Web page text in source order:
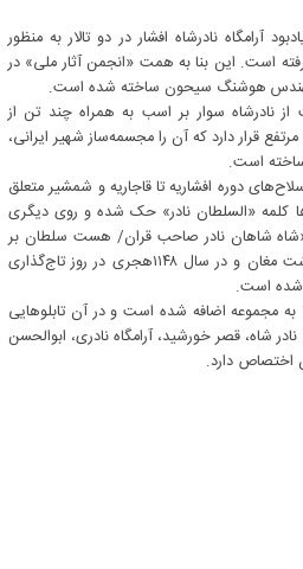
آرامگاه نادرشاه افشار در دو تالار به منظور
است. این بنا به همت «انجمن آثار ملی» در
نادرشاه سوار بر اسب به همراه چند تن از
قرار دارد که آن را مجسمه‌ساز شهیر ایرانی،
است.
دوره افشاریه تا قاجاریه و شمشیر متعلق
کلمه «السلطان نادر» حک شده و روی دیگری
شاهان نادر صاحب قران/ هست سلطان بر
سلاطین جهان»، این شمشیر در دشت مغان و در سال ۱۱۴۸هجری در روز تاج‌گذاری
شده است.
تالار شماره ۲ این تالار در سال ۱۳۷۳ به مجموعه اضافه شده است و در آن تابلوهایی
شاه، قصر خورشید، آرامگاه نادری، ابوالحسن
اختصاص دارد.